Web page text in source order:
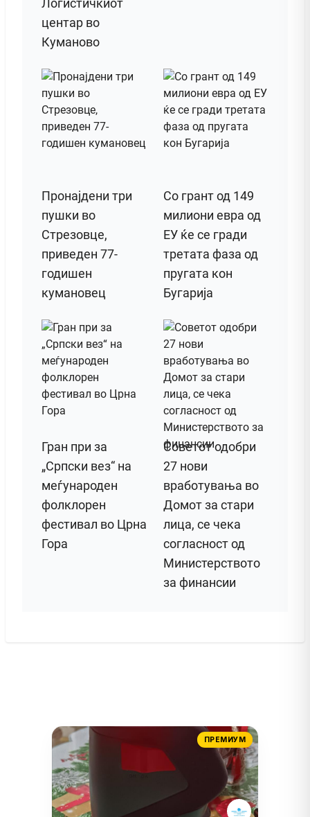
Логистичкиот
центар во
Куманово
Пронајдени три
пушки во
Стрезовце,
приведен 77-
годишен
кумановец
Со грант од 149
милиони евра од
ЕУ ќе се гради
третата фаза од
пругата кон
Бугарија
Гран при за
„Српски вез“ на
меѓународен
фолклорен
фестивал во Црна
Гора
Советот одобри
27 нови
вработувања во
Домот за стари
лица, се чека
согласност од
Министерството
за финансии
ПРЕМИУМ